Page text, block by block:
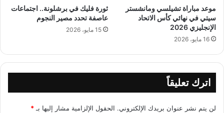
موعد مباراة تشيلسي ومانشستر
سيتي في نهائي كأس الاتحاد
الإنجليزي 2026
16 مايو، 2026
ثورة فليك في برشلونة.. اجتماعات
عاصفة تحدد مصير النجوم
15 مايو، 2026
اترك تعليقاً
لن يتم نشر عنوان بريدك الإلكتروني. الحقول الإلزامية مشار إليها بـ *